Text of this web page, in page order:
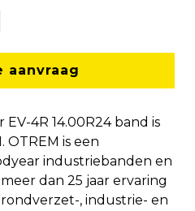
aanvraag
4R 14.00R24 band is
OTREM is een
industriebanden en
dan 25 jaar ervaring
, industrie- en